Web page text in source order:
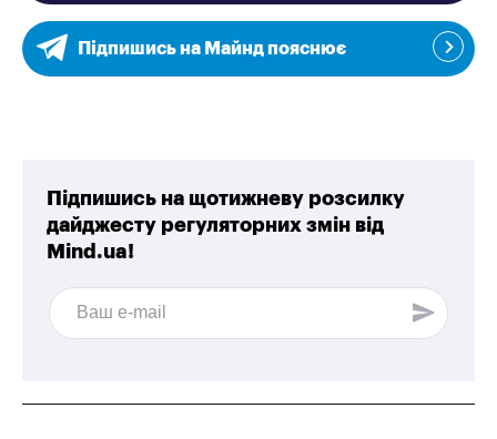
Підпишись на Майнд пояснює
Підпишись на щотижневу розсилку
дайджесту регуляторних змін від
Mind.ua!